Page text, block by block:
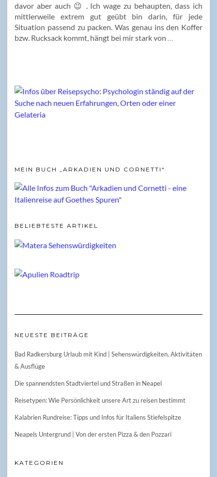
davor aber auch 😉 . Ich wage zu behaupten, dass ich
mittlerweile extrem gut geübt bin darin, für jede
Situation passend zu packen. Was genau ins den Koffer
bzw. Rucksack kommt, hängt bei mir stark von
MEIN BUCH „ARKADIEN UND CORNETTI“
BELIEBTESTE ARTIKEL
NEUESTE BEITRÄGE
Bad Radkersburg Urlaub mit Kind | Sehenswürdigkeiten, Aktivitäten
& Ausflüge
Die spannendsten Stadtviertel und Straßen in Neapel
Reisetypen: Wie Persönlichkeit unsere Art zu reisen bestimmt
Kalabrien Rundreise: Tipps und Infos für Italiens Stiefelspitze
Neapels Untergrund | Von der ersten Pizza & den Pozzari
KATEGORIEN